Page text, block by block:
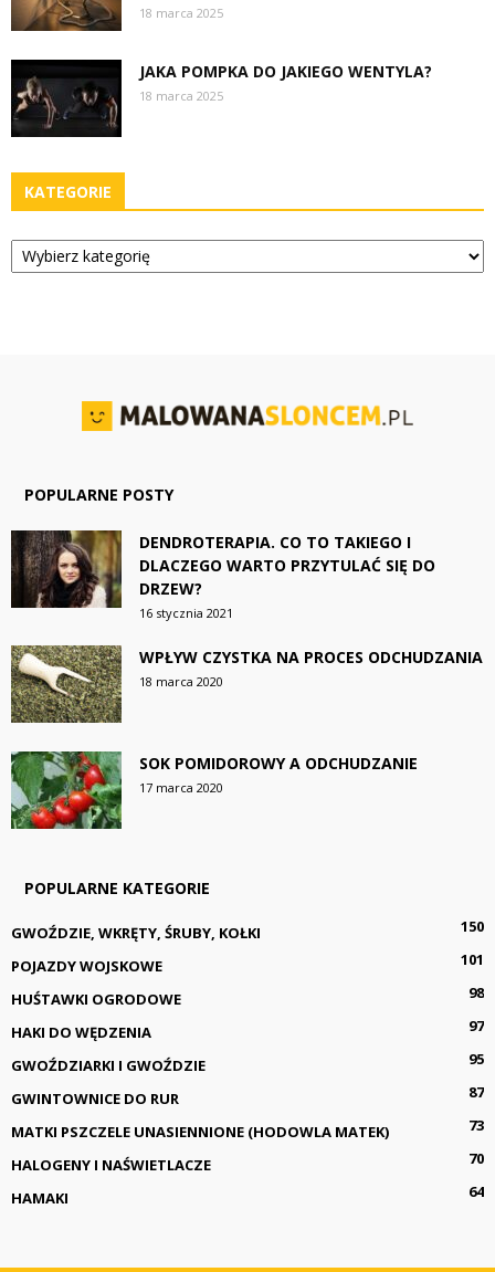
18 marca 2025
JAKA POMPKA DO JAKIEGO WENTYLA?
18 marca 2025
KATEGORIE
Kategorie
POPULARNE POSTY
DENDROTERAPIA. CO TO TAKIEGO I
DLACZEGO WARTO PRZYTULAĆ SIĘ DO
DRZEW?
16 stycznia 2021
WPŁYW CZYSTKA NA PROCES ODCHUDZANIA
18 marca 2020
SOK POMIDOROWY A ODCHUDZANIE
17 marca 2020
POPULARNE KATEGORIE
GWOŹDZIE, WKRĘTY, ŚRUBY, KOŁKI
150
POJAZDY WOJSKOWE
101
HUŚTAWKI OGRODOWE
98
HAKI DO WĘDZENIA
97
GWOŹDZIARKI I GWOŹDZIE
95
GWINTOWNICE DO RUR
87
MATKI PSZCZELE UNASIENNIONE (HODOWLA MATEK)
73
HALOGENY I NAŚWIETLACZE
70
HAMAKI
64